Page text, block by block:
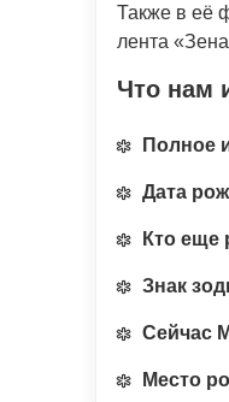
Также в её
лента
Что нам
Полное
Дата
Кто еще
Знак
Сейчас
Место